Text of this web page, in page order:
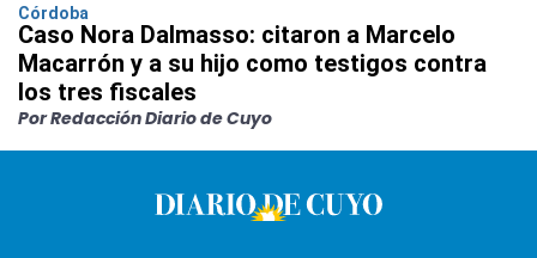
Córdoba
Caso Nora Dalmasso: citaron a Marcelo
Macarrón y a su hijo como testigos contra
los tres fiscales
Por Redacción Diario de Cuyo